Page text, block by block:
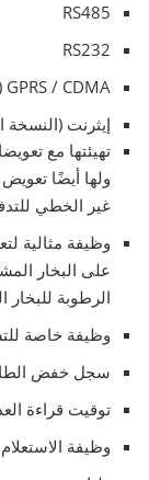
RS485
RS232
GPRS / CDMA (النسخة الإنجليزية غير متوفرة)
إيثرنت (النسخة
تهيئتها مع
ولها أيضًا
غير الخطي
وظيفة مثالية
على البخار
الرطوبة
وظيفة خاصة
سجل خفض
توقيت قراءة
وظيفة